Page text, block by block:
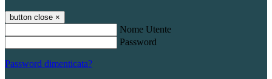
button close ×
Nome Utente
Password
Password dimenticata?